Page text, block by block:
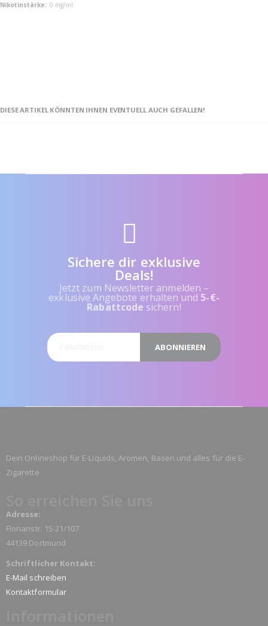
0 mg/ml
DIESE ARTIKEL KÖNNTEN IHNEN EVENTUELL AUCH GEFALLEN!
Sichere dir exklusive
Deals!
Jetzt zum Newsletter anmelden –
exklusive Angebote erhalten und 5-€-
Rabattcode sichern!
ABONNIEREN
Dein Onlineshop für E-Liquids, Aromen, Basen und alles für die E-
Zigarette
Adresse:
Florianstr. 15-21/107
44139 Dortmund
Schriftlicher Kontakt:
E-Mail schreiben
Kontaktformular